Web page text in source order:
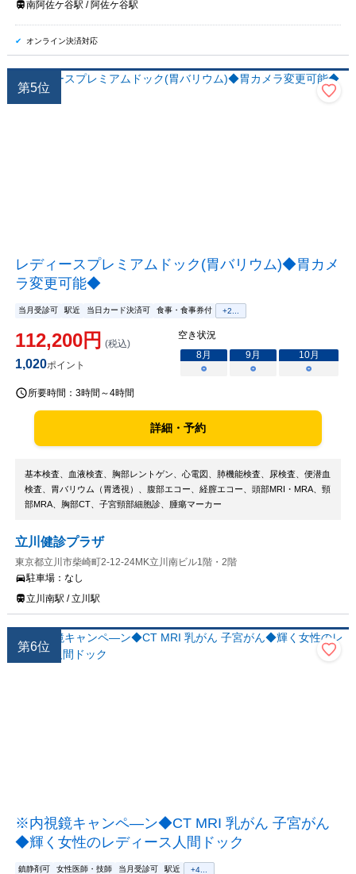
南阿佐ケ谷駅 / 阿佐ケ谷駅
オンライン決済対応
第5位
レディースプレミアムドック(胃バリウム)◆胃カメ
ラ変更可能◆
当月受診可 駅近 当日カード決済可 食事・食事券付 +2...
112,200円 (税込)
1,020ポイント
空き状況
8月 9月 10月
○
○ ○
所要時間： 3時間～4時間
詳細・予約
基本検査、血液検査、胸部レントゲン、心電図、肺機能検査、尿検査、便潜血
検査、胃バリウム（胃透視）、腹部エコー、経膣エコー、頭部MRI・MRA、頸
部MRA、胸部CT、子宮頸部細胞診、腫瘍マーカー
立川健診プラザ
東京都立川市柴崎町2-12-24MK立川南ビル1階・2階
駐車場： なし
立川南駅 / 立川駅
第6位
※内視鏡キャンペ―ン◆CT MRI 乳がん 子宮がん
◆輝く女性のレディース人間ドック
鎮静剤可 女性医師・技師 当月受診可 駅近 +4...